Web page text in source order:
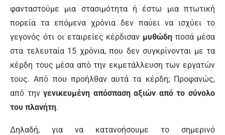
φανταστούμε μια στασιμότητα ή έστω μια πτωτική
πορεία τα επόμενα χρόνια δεν παύει να ισχύει το
γεγονός ότι οι εταιρείες κέρδισαν μυθώδη ποσά μέσα
στα τελευταία 15 χρόνια, που δεν συγκρίνονται με τα
κέρδη τους μέσα από την εκμετάλλευση των εργατών
τους. Από που προήλθαν αυτά τα κέρδη; Προφανώς,
από τηνγενικευμένη απόσπαση αξιών από το σύνολο
του πλανήτη.
Δηλαδή, για να κατανοήσουμε το σημερινό